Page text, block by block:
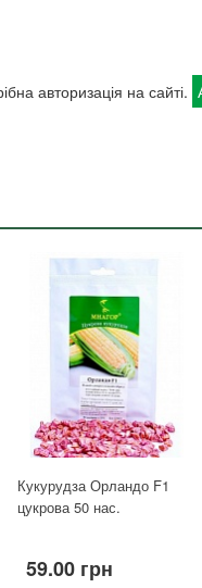
авторизація на сайті.
Кукурудза Орландо F1
цукрова 50 нас.
59.00 грн